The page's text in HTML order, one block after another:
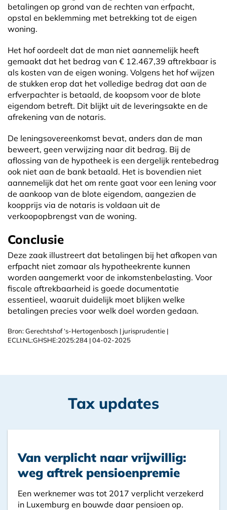
betalingen op grond van de rechten van erfpacht,
opstal en beklemming met betrekking tot de eigen
woning.
Het hof oordeelt dat de man niet aannemelijk heeft
gemaakt dat het bedrag van € 12.467,39 aftrekbaar is
als kosten van de eigen woning. Volgens het hof wijzen
de stukken erop dat het volledige bedrag dat aan de
erfverpachter is betaald, de koopsom voor de blote
eigendom betreft. Dit blijkt uit de leveringsakte en de
afrekening van de notaris.
De leningsovereenkomst bevat, anders dan de man
beweert, geen verwijzing naar dit bedrag. Bij de
aflossing van de hypotheek is een dergelijk rentebedrag
ook niet aan de bank betaald. Het is bovendien niet
aannemelijk dat het om rente gaat voor een lening voor
de aankoop van de blote eigendom, aangezien de
koopprijs via de notaris is voldaan uit de
verkoopopbrengst van de woning.
Conclusie
Deze zaak illustreert dat betalingen bij het afkopen van
erfpacht niet zomaar als hypotheekrente kunnen
worden aangemerkt voor de inkomstenbelasting. Voor
fiscale aftrekbaarheid is goede documentatie
essentieel, waaruit duidelijk moet blijken welke
betalingen precies voor welk doel worden gedaan.
Bron: Gerechtshof ‘s-Hertogenbosch | jurisprudentie |
ECLI:NL:GHSHE:2025:284 | 04-02-2025
Tax updates
Van verplicht naar vrijwillig:
weg aftrek pensioenpremie
Een werknemer was tot 2017 verplicht verzekerd
in Luxemburg en bouwde daar pensioen op.